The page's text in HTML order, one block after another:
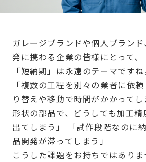
ガレージブランドや個人ブラン
発に携わる企業の皆様にとって、
「短納期」は永遠のテーマですね
「複数の工程を別々の業者に依
り替えや移動で時間がかかって
形状の部品で、どうしても加工
出てしまう」 「試作段階なのに
品開発が滞ってしまう」
こうした課題をお持ちではありま